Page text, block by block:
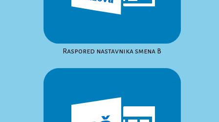
Raspored nastavnika smena B